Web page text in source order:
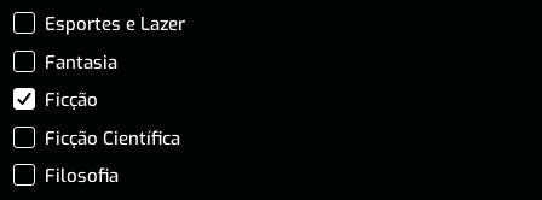
Esportes e Lazer
Fantasia
Ficção
Ficção Científica
Filosofia